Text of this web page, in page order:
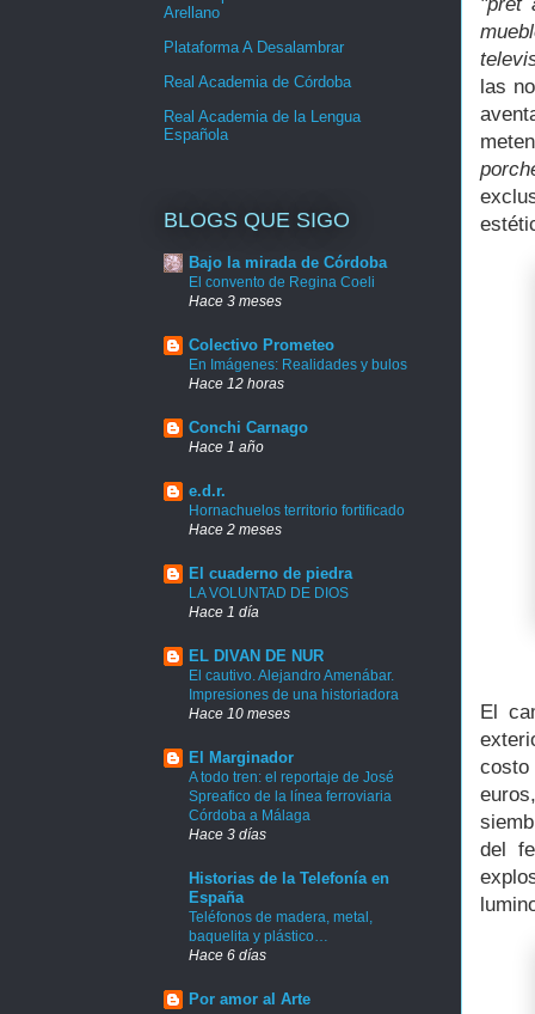
las
El
del
Arellano
Plataforma A Desalambrar
Real Academia de Córdoba
Real Academia de la Lengua
Española
BLOGS QUE SIGO
Bajo la mirada de Córdoba
El convento de Regina Coeli
Hace 3 meses
Colectivo Prometeo
En Imágenes: Realidades y bulos
Hace 12 horas
Conchi Carnago
Hace 1 año
e.d.r.
Hornachuelos territorio fortificado
Hace 2 meses
El cuaderno de piedra
LA VOLUNTAD DE DIOS
Hace 1 día
EL DIVAN DE NUR
El cautivo. Alejandro Amenábar.
Impresiones de una historiadora
Hace 10 meses
El Marginador
A todo tren: el reportaje de José
Spreafico de la línea ferroviaria
Córdoba a Málaga
Hace 3 días
Historias de la Telefonía en
España
Teléfonos de madera, metal,
baquelita y plástico…
Hace 6 días
Por amor al Arte